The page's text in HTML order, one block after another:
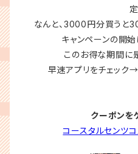
定
なんと、3000円分買うと
キャンペーンの開
このお得な期間に
早速アプリをチェック→
クーポンを
コースタルセンツコ